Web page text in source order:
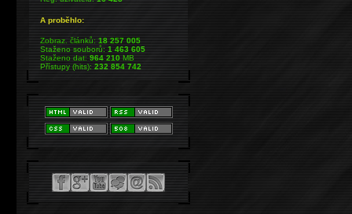
A proběhlo:
Zobraz. článků:18 257 005
Staženo souborů:1 463 605
Staženo dat:964 210MB
Přístupy (hits):232 854 742